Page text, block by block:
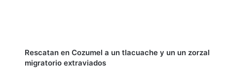
Rescatan en Cozumel a un tlacuache y un un zorzal
migratorio extraviados